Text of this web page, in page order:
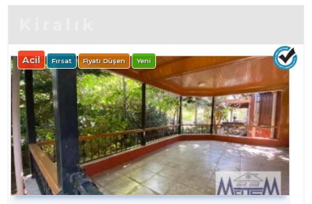
Acil Fırsat Fiyatı Düşen Yeni